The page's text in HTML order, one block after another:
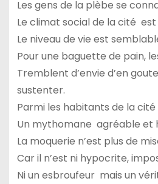
Les gens de la plèbe se
Le climat social de la cité
Le niveau de vie est
Pour une baguette de pain,
Tremblent d’envie d’en
sustenter.
Parmi les habitants de la
Un mythomane agréable et
La moquerie n’est plus de
Car il n’est ni hypocrite,
Ni un esbroufeur mais un